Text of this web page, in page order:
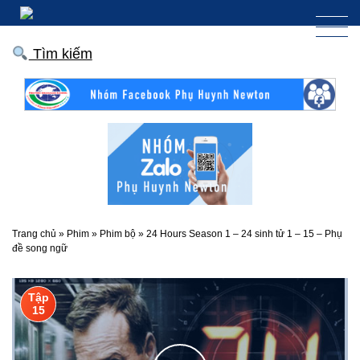
Tìm kiếm
Trang chủ » Phim » Phim bộ » 24 Hours Season 1 – 24 sinh tử 1 – 15 – Phụ
đề song ngữ
Tập
15